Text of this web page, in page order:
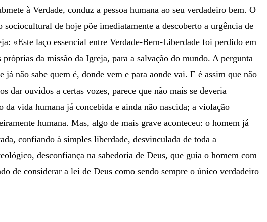
à Verdade, conduz a pessoa humana ao seu verdadeiro bem. O
de hoje põe imediatamente a descoberto a urgência de
«Este laço essencial entre Verdade-Bem-Liberdade foi perdido em
da missão da Igreja, para a salvação do mundo. A pergunta
não sabe quem é, donde vem e para aonde vai. E é assim que não
dar ouvidos a certas vozes, parece que não mais se deveria
vida humana já concebida e ainda não nascida; a violação
humana. Mas, algo de mais grave aconteceu: o homem já
confiando à simples liberdade, desvinculada de toda a
desconfiança na sabedoria de Deus, que guia o homem com
de considerar a lei de Deus como sendo sempre o único verdadeiro